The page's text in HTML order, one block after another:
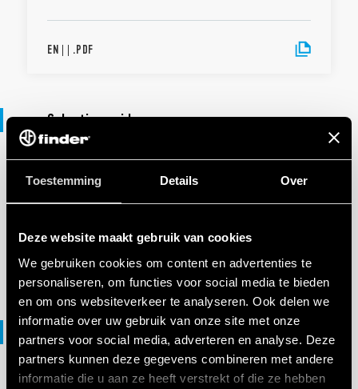
Toestemming Details Over
Deze website maakt gebruik van cookies
We gebruiken cookies om content en advertenties te
personaliseren, om functies voor social media te bieden
en om ons websiteverkeer te analyseren. Ook delen we
informatie over uw gebruik van onze site met onze
partners voor social media, adverteren en analyse. Deze
partners kunnen deze gegevens combineren met andere
informatie die u aan ze heeft verstrekt of die ze hebben
EN | | .PDF
Selection guide
SELECTIEGIDS
39 Series - MasterINTERFACE
EN|| .PDF